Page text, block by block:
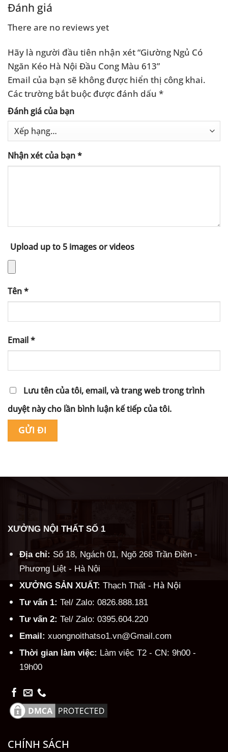
Đánh giá
There are no reviews yet
Hãy là người đầu tiên nhận xét “Giường Ngủ Có
Ngăn Kéo Hà Nội Đầu Cong Màu 613”
Email của bạn sẽ không được hiển thị công khai.
Các trường bắt buộc được đánh dấu *
Đánh giá của bạn
Nhận xét của bạn*
Upload up to 5 images or videos
Tên*
Email*
Lưu tên của tôi, email, và trang web trong trình
duyệt này cho lần bình luận kế tiếp của tôi.
XƯỞNG NỘI THẤT SỐ 1
Địa chỉ: Số 18, Ngách 01, Ngõ 268 Trần Điền -
Phương Liệt - Hà Nội
XƯỞNG SẢN XUẤT: Thạch Thất - Hà Nội
Tư vấn 1: Tel/ Zalo: 0826.888.181
Tư vấn 2: Tel/ Zalo: 0395.604.220
Email: xuongnoithatso1.vn@Gmail.com
Thời gian làm việc: Làm việc T2 - CN: 9h00 -
19h00
CHÍNH SÁCH